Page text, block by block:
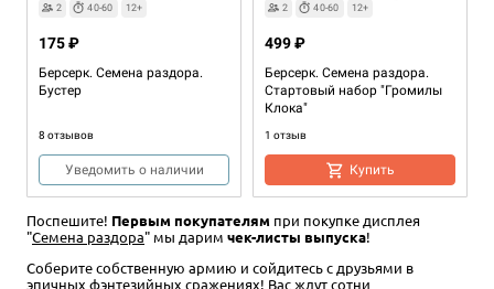
2 40-60 12+
Берсерк. Семена раздора.
Бустер
8 отзывов
175 ₽
Уведомить о наличии
2 40-60 12+
Берсерк. Семена раздора.
Стартовый набор "Громилы
Клока"
1 отзыв
499 ₽
Купить
Поспешите! Первым покупателям при покупке дисплея
"Семена раздора" мы дарим чек-листы выпуска!
Соберите собственную армию и сойдитесь с друзьями в
эпичных фэнтезийных сражениях! Вас ждут сотни